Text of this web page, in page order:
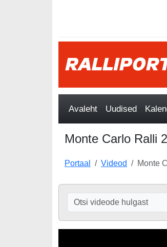
Avaleht Uudised
Monte Carlo Ralli
Portaal Videod Monte